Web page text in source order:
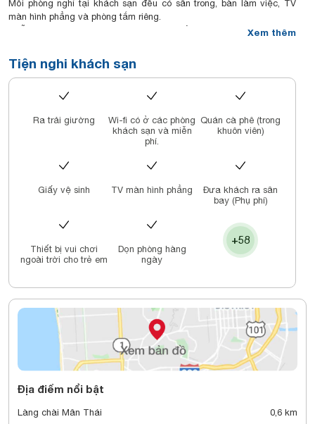
Mỗi phòng nghỉ tại khách sạn đều có sân trong, bàn làm việc, TV
màn hình phẳng và phòng tắm riêng.
Chỗ nghỉ phục vụ bữa sáng tự chọn và kiểu lục địa hàng ngày.
phòng xông hơi muối và phòng xông hơi ướt miễn phí.
Khách sạn có bàn đặt tour, dịch vụ cho thuê xe hơi và trung tâm dịch
vụ doanh nhân, nơi có báo cho khách đọc.
Khách sạn cách Cầu Sông Hàn 2,2 km và Cầu tàu tình yêu 3,1 km.
Hotel & Suites 7 km và khách sạn cung cấp dịch vụ đưa đón sân
Xem thêm
Tiện nghi khách sạn
Ra trải giường
Wi-fi có ở các phòng
khách sạn và miễn
phí.
Quán cà phê (trong
khuôn viên)
Giấy vệ sinh TV màn hình phẳng
Đưa khách ra sân
bay (Phụ phí)
Thiết bị vui chơi
ngoài trời cho trẻ em
Dọn phòng hàng
ngày
+58
Địa điểm nổi bật
Làng chài Mân Thái
0,6 km